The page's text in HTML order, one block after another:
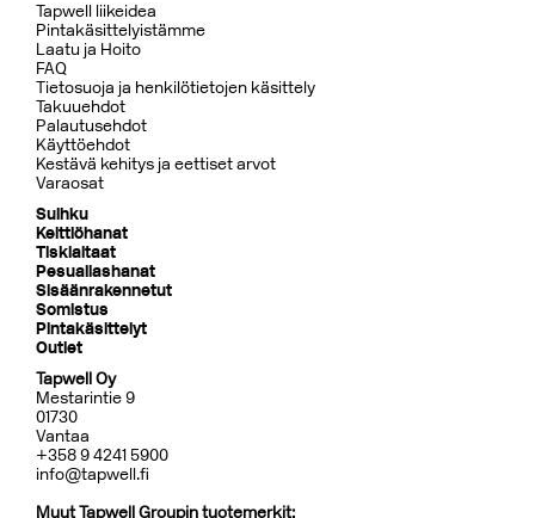
Tapwell liikeidea
Pintakäsittelyistämme
Laatu ja Hoito
FAQ
Tietosuoja ja henkilötietojen käsittely
Takuuehdot
Palautusehdot
Käyttöehdot
Kestävä kehitys ja eettiset arvot
Varaosat
Suihku
Keittiöhanat
Tiskialtaat
Pesuallashanat
Sisäänrakennetut
Somistus
Pintakäsittelyt
Outlet
Tapwell Oy
Mestarintie 9
01730
Vantaa
+358 9 4241 5900
info@tapwell.fi
Muut Tapwell Groupin tuotemerkit: